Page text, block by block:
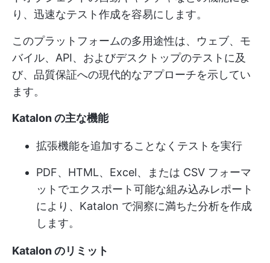
り、迅速なテスト作成を容易にします。
このプラットフォームの多用途性は、ウェブ、モ
バイル、API、およびデスクトップのテストに及
び、品質保証への現代的なアプローチを示してい
ます。
Katalon の主な機能
拡張機能を追加することなくテストを実行
PDF、HTML、Excel、または CSV フォーマ
ットでエクスポート可能な組み込みレポート
により、Katalon で洞察に満ちた分析を作成
します。
Katalon のリミット